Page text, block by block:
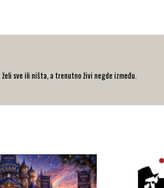
želi sve ili ništa, a trenutno živi negde između.